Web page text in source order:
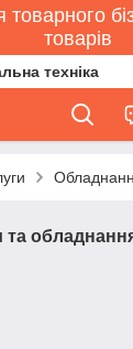
товарів
техніка
та